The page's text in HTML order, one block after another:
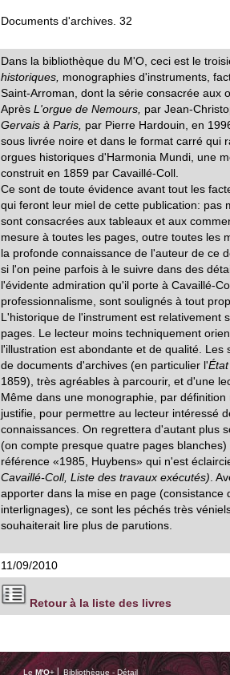
Documents d'archives. 32
Dans la bibliothèque du M'O, ceci est le
historiques, monographies d'instruments,
Saint-Arroman, dont la série consacrée aux
Après L'orgue de Nemours, par Jean-
Gervais à Paris, par Pierre Hardouin, en
sous livrée noire et dans le format carré qui
orgues historiques d'Harmonia Mundi, une
construit en 1859 par Cavaillé-Coll.
Ce sont de toute évidence avant tout les
qui feront leur miel de cette publication: pas
sont consacrées aux tableaux et aux
mesure à toutes les pages, outre toutes les
la profonde connaissance de l'auteur de ce
si l'on peine parfois à le suivre dans des
l'évidente admiration qu'il porte à Cavaillé-
professionnalisme, sont soulignés à tout
L'historique de l'instrument est relativement
pages. Le lecteur moins techniquement
l'illustration est abondante et de qualité.
de documents d'archives (en particulier l'
1859), très agréables à parcourir, et d'une
Même dans une monographie, par
justifie, pour permettre au lecteur intéressé
connaissances. On regrettera d'autant plus
(on compte presque quatre pages
référence «1985, Huybens» qui n'est
Cavaillé-Coll, Liste des travaux exécutés) .
apporter dans la mise en page (consistance
interlignages), ce sont les péchés très
souhaiterait lire plus de parutions.
11/09/2010
Retour à la liste des livres
Le M'O+ ⎢ Bibliothèque - Détail